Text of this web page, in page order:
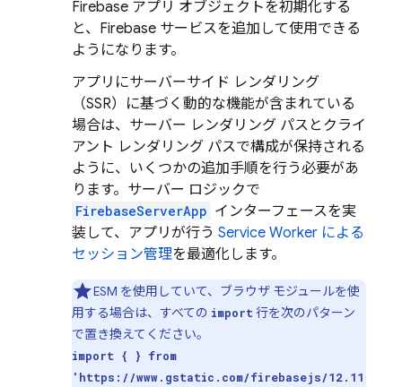
Firebase アプリ オブジェクトを初期化する
と、Firebase サービスを追加して使用できる
ようになります。
アプリにサーバーサイド レンダリング
（SSR）に基づく動的な機能が含まれている
場合は、サーバー レンダリング パスとクライ
アント レンダリング パスで構成が保持される
ように、いくつかの追加手順を行う必要があ
ります。サーバー ロジックで
FirebaseServerApp インターフェースを実
装して、アプリが行う Service Worker による
セッション管理を最適化します。
ESM を使用していて、ブラウザ モジュールを使
用する場合は、すべての import 行を次のパターン
で置き換えてください。
import { } from
'https://www.gstatic.com/firebasejs/12.11